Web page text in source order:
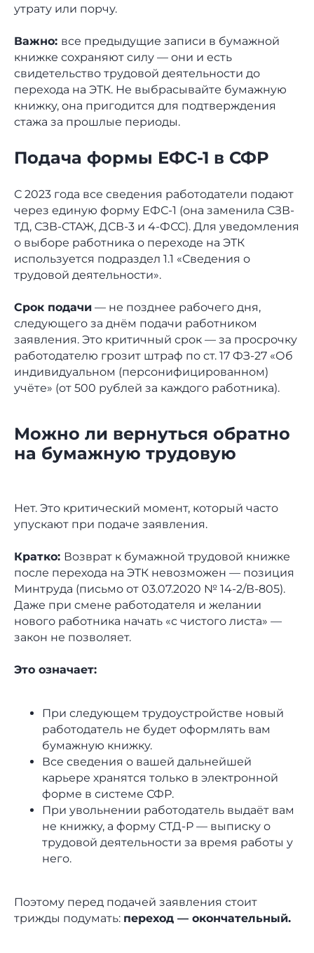
утрату или порчу.
Важно: все предыдущие записи в бумажной
книжке сохраняют силу — они и есть
свидетельство трудовой деятельности до
перехода на ЭТК. Не выбрасывайте бумажную
книжку, она пригодится для подтверждения
стажа за прошлые периоды.
Подача формы ЕФС-1 в СФР
С 2023 года все сведения работодатели подают
через единую форму ЕФС-1 (она заменила СЗВ-
ТД, СЗВ-СТАЖ, ДСВ-3 и 4-ФСС). Для уведомления
о выборе работника о переходе на ЭТК
используется подраздел 1.1 «Сведения о
трудовой деятельности».
Срок подачи — не позднее рабочего дня,
следующего за днём подачи работником
заявления. Это критичный срок — за просрочку
работодателю грозит штраф по ст. 17 ФЗ-27 «Об
индивидуальном (персонифицированном)
учёте» (от 500 рублей за каждого работника).
Можно ли вернуться обратно
на бумажную трудовую
Нет. Это критический момент, который часто
упускают при подаче заявления.
Кратко: Возврат к бумажной трудовой книжке
после перехода на ЭТК невозможен — позиция
Минтруда (письмо от 03.07.2020 № 14-2/В-805).
Даже при смене работодателя и желании
нового работника начать «с чистого листа» —
закон не позволяет.
Это означает:
При следующем трудоустройстве новый
работодатель не будет оформлять вам
бумажную книжку.
Все сведения о вашей дальнейшей
карьере хранятся только в электронной
форме в системе СФР.
При увольнении работодатель выдаёт вам
не книжку, а форму СТД-Р — выписку о
трудовой деятельности за время работы у
него.
Поэтому перед подачей заявления стоит
трижды подумать: переход — окончательный.
Получить шаблоны
Получите еще
26 шаблонов
для решения
типовых кадровых
задач